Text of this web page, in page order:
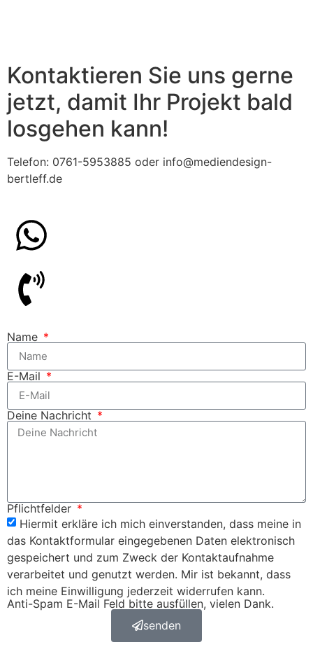
Kontaktieren Sie uns gerne
jetzt, damit Ihr Projekt bald
losgehen kann!
Telefon: 0761-5953885 oder info@mediendesign-
bertleff.de
Name
E-Mail
Deine Nachricht
Pflichtfelder
Hiermit erkläre ich mich einverstanden, dass meine in
das Kontaktformular eingegebenen Daten elektronisch
gespeichert und zum Zweck der Kontaktaufnahme
verarbeitet und genutzt werden. Mir ist bekannt, dass
ich meine Einwilligung jederzeit widerrufen kann.
Anti-Spam E-Mail Feld bitte ausfüllen, vielen Dank.
senden